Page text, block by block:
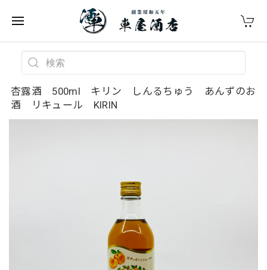
杏露酒 500ml キリン しんるちゅう あんずのお
酒 リキュール KIRIN